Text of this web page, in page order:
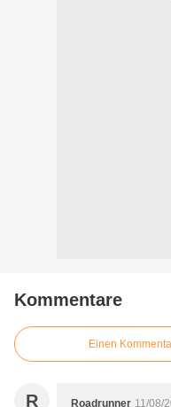
Kommentare
Einen
R Roadrunner 11/08/